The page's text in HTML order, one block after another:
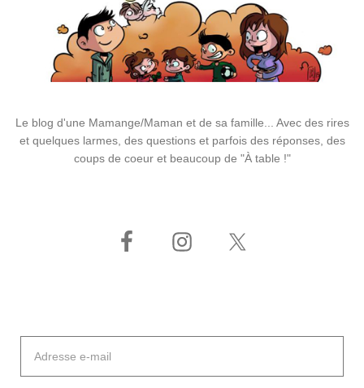
Le blog d'une Mamange/Maman et de sa famille... Avec des rires
et quelques larmes, des questions et parfois des réponses, des
coups de coeur et beaucoup de "À table !"
mail